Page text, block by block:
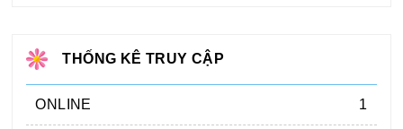
THỐNG KÊ TRUY CẬP
ONLINE 1